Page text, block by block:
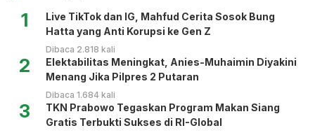
1
Live TikTok dan IG, Mahfud Cerita Sosok Bung
Hatta yang Anti Korupsi ke Gen Z
Dibaca 2.818 kali
2
Elektabilitas Meningkat, Anies-Muhaimin Diyakini
Menang Jika Pilpres 2 Putaran
Dibaca 1.684 kali
3
TKN Prabowo Tegaskan Program Makan Siang
Gratis Terbukti Sukses di RI-Global